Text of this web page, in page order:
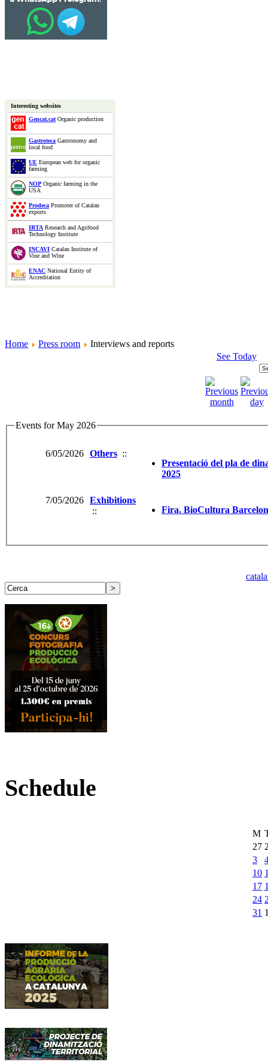
Interesting websites
Gencat.catOrganic production
Gastroteca Gastronomy and
local food
UE European web for organic
farming
NOP Organic farming in the
USA
Prodeca Promoter of Catalan
exports
IRTA Research and Agrifood
Technology Institute
INCAVI Catalan Institute of
Vine and Wine
ENAC National Entity of
Accreditation
Home Press room
Interviews and reports
See Today
Events for May 2026
6/05/2026 Others ::
Presentació del pla de
2025
7/05/2026 Exhibitions
::
Fira. BioCultura
Schedule
M
27
3
10
17
24
31